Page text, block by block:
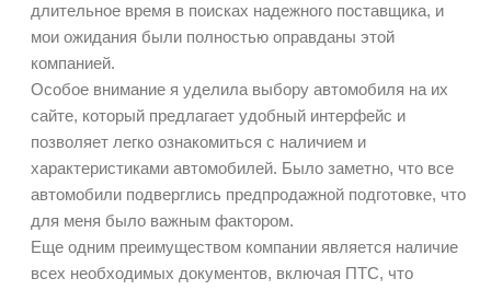
длительное время в поисках надежного поставщика, и
мои ожидания были полностью оправданы этой
компанией.
Особое внимание я уделила выбору автомобиля на их
сайте, который предлагает удобный интерфейс и
позволяет легко ознакомиться с наличием и
характеристиками автомобилей. Было заметно, что все
автомобили подверглись предпродажной подготовке, что
для меня было важным фактором.
Еще одним преимуществом компании является наличие
всех необходимых документов, включая ПТС, что